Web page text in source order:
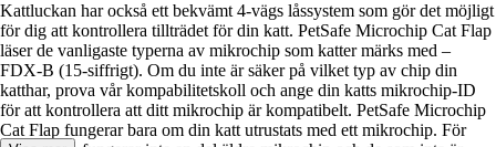
Kattluckan har också ett bekvämt 4-vägs låssystem som gör det möjligt
för dig att kontrollera tillträdet för din katt. PetSafe Microchip Cat Flap
läser de vanligaste typerna av mikrochip som katter märks med –
FDX-B (15-siffrigt). Om du inte är säker på vilket typ av chip din
katthar, prova vår kompabilitetskoll och ange din katts mikrochip-ID
för att kontrollera att ditt mikrochip är kompatibelt. PetSafe Microchip
Cat Flap fungerar bara om din katt utrustats med ett mikrochip. För